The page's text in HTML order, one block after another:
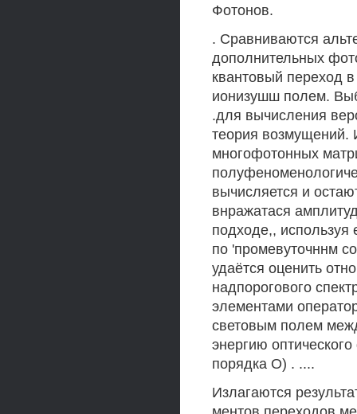
Фотонов.
. Сравниваются
дополнительных
квантовый переход
ионизушш полем.
.для вычисления
теория возмущений.
многофотонных
вычисляется и
внражатася
подходе,,
по 'промевуточннм
удаётся оценить
надпорогового
элементами
световым полем
энергию
порядка О) . ....
Излагаются